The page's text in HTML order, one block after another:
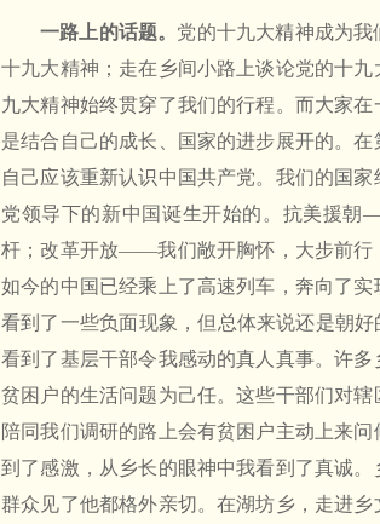
一路上的话题。 党的十九大精神成为
十九大精神；走在乡间小路上谈论党的十
九大精神始终贯穿了我们的行程。而大家
是结合自己的成长、国家的进步展开的。
自己应该重新认识中国共产党。我们的国
党领导下的新中国诞生开始的。抗美援
杆；改革开放——我们敞开胸怀，大步前行
如今的中国已经乘上了高速列车，奔向了
看到了一些负面现象，但总体来说还是朝
看到了基层干部令我感动的真人真事。许
贫困户的生活问题为己任。这些干部们对
陪同我们调研的路上会有贫困户主动上来
到了感激，从乡长的眼神中我看到了真诚
群众见了他都格外亲切。在湖坊乡，走进